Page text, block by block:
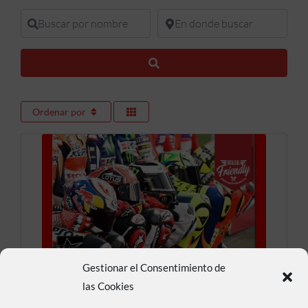
Gestionar el Consentimiento de
las Cookies
Buscar por nombre En donde buscar
Ordenar por
Motos Mendivil 34